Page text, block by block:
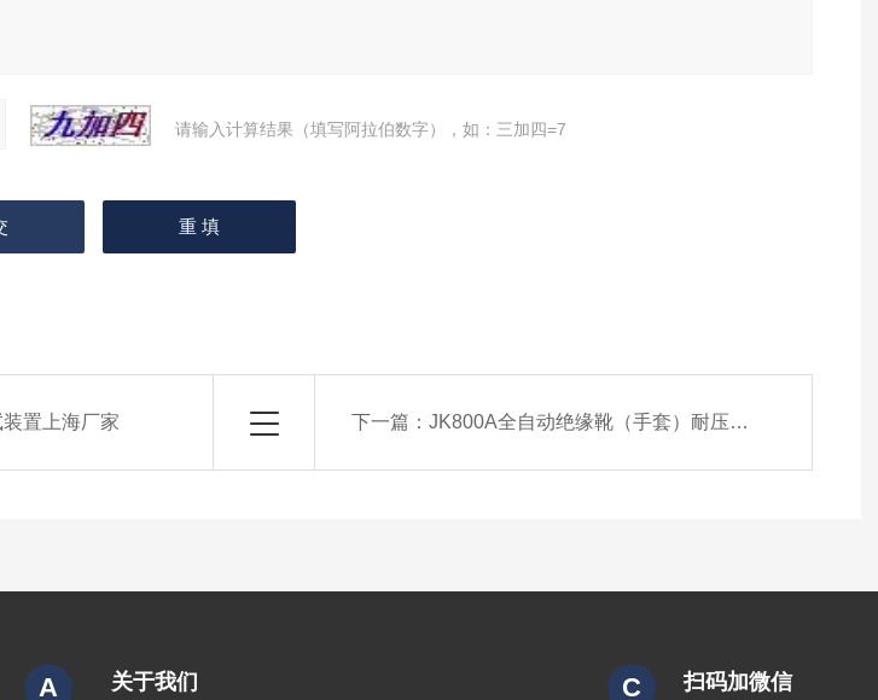
请输入计算结果（填写阿拉伯数字），如：三加四=7
置上海厂家 下一篇： JK800A全自动绝缘靴（手套）耐压试验仪
A 关于我们 C 扫码加微信